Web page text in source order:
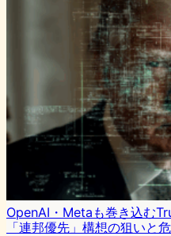
OpenAI・Metaも巻き込む
「連邦優先」構想の狙いと